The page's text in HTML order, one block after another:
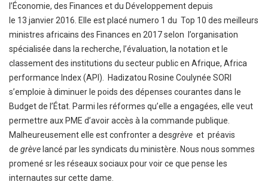
l’Économie, des Finances et du Développement depuis
le 13 janvier 2016 . Elle est placé numero 1 du Top 10 des meilleurs
ministres africains des Finances en 2017 selon l’organisation
spécialisée dans la recherche, l’évaluation, la notation et le
classement des institutions du secteur public en Afrique, Africa
performance Index (API). Hadizatou Rosine Coulynée SORI
s’emploie à diminuer le poids des dépenses courantes dans le
Budget de l’État. Parmi les réformes qu’elle a engagées, elle veut
permettre aux PME d’avoir accès à la commande publique.
Malheureusement elle est confronter a desgrève et préavis
de grève lancé par les syndicats du ministère. Nous nous sommes
promené sr les réseaux sociaux pour voir ce que pense les
internautes sur cette dame.